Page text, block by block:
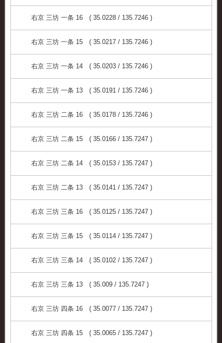
右京 三坊 一条 16 ( 35.0228 / 135.7246 )
右京 三坊 一条 15 ( 35.0217 / 135.7246 )
右京 三坊 一条 14 ( 35.0203 / 135.7246 )
右京 三坊 一条 13 ( 35.0191 / 135.7246 )
右京 三坊 二条 16 ( 35.0178 / 135.7246 )
右京 三坊 二条 15 ( 35.0166 / 135.7247 )
右京 三坊 二条 14 ( 35.0153 / 135.7247 )
右京 三坊 二条 13 ( 35.0141 / 135.7247 )
右京 三坊 三条 16 ( 35.0125 / 135.7247 )
右京 三坊 三条 15 ( 35.0114 / 135.7247 )
右京 三坊 三条 14 ( 35.0102 / 135.7247 )
右京 三坊 三条 13 ( 35.009 / 135.7247 )
右京 三坊 四条 16 ( 35.0077 / 135.7247 )
右京 三坊 四条 15 ( 35.0065 / 135.7247 )